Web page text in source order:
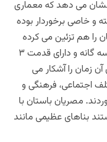
می دهد که معماری
و خاصی برخوردار بوده
را هم تزئین می کرده
مصر باستان با شاهکار اهرام سه گانه و دارای قدمت ۳
زمان را آشکار می
اجتماعی، فرهنگی و
مصریان باستان با
بناهای عظیمی مانند